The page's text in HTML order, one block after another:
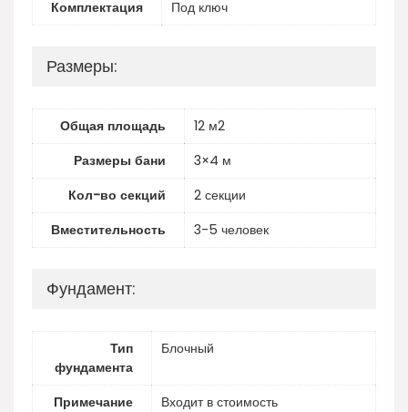
Комплектация Под ключ
Размеры:
Общая площадь
12 м2
Размеры бани
3×4 м
Кол-во секций
2 секции
Вместительность
3-5 человек
Фундамент:
Тип
фундамента
Блочный
Примечание Входит в стоимость